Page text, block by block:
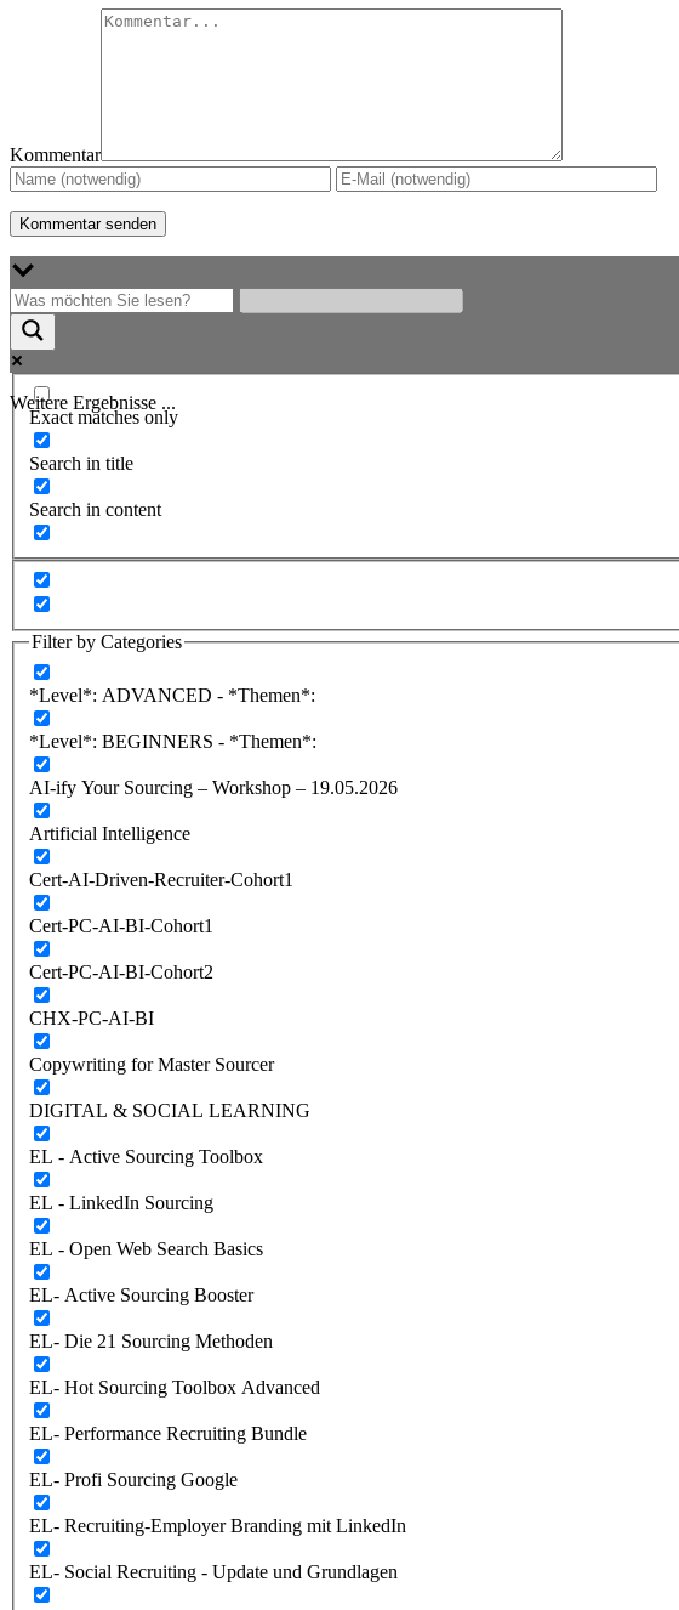
Kommentar
Weitere Ergebnisse ...
Exact matches only
Search in title
Search in content
Filter by Categories
*Level*: ADVANCED - *Themen*:
*Level*: BEGINNERS - *Themen*:
AI-ify Your Sourcing – Workshop – 19.05.2026
Artificial Intelligence
Cert-AI-Driven-Recruiter-Cohort1
Cert-PC-AI-BI-Cohort1
Cert-PC-AI-BI-Cohort2
CHX-PC-AI-BI
Copywriting for Master Sourcer
DIGITAL & SOCIAL LEARNING
EL - Active Sourcing Toolbox
EL - LinkedIn Sourcing
EL - Open Web Search Basics
EL- Active Sourcing Booster
EL- Die 21 Sourcing Methoden
EL- Hot Sourcing Toolbox Advanced
EL- Performance Recruiting Bundle
EL- Profi Sourcing Google
EL- Recruiting-Employer Branding mit LinkedIn
EL- Social Recruiting - Update und Grundlagen